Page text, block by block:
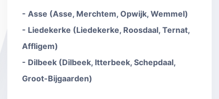
- Asse (Asse, Merchtem, Opwijk, Wemmel)
- Liedekerke (Liedekerke, Roosdaal, Ternat,
Affligem)
- Dilbeek (Dilbeek, Itterbeek, Schepdaal,
Groot-Bijgaarden)